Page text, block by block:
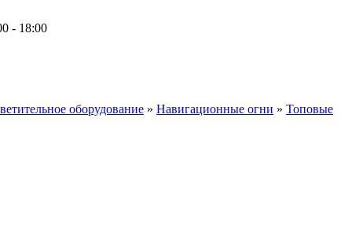
18:00
оборудование » Навигационные огни » Топовые